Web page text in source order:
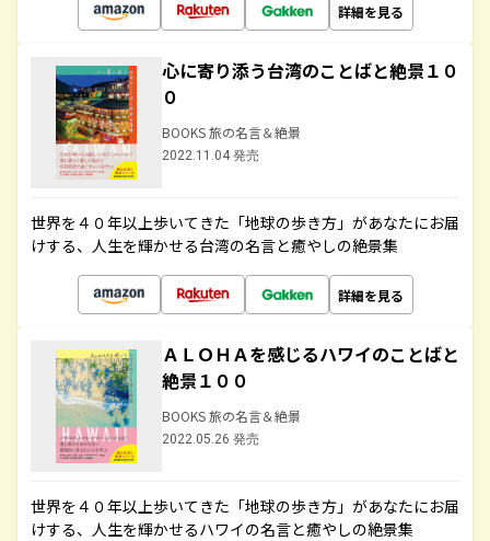
詳細を見る
心に寄り添う台湾のことばと絶景１０
０
BOOKS 旅の名言＆絶景
2022.11.04 発売
世界を４０年以上歩いてきた「地球の歩き方」があなたにお届
けする、人生を輝かせる台湾の名言と癒やしの絶景集
詳細を見る
ＡＬＯＨＡを感じるハワイのことばと
絶景１００
BOOKS 旅の名言＆絶景
2022.05.26 発売
世界を４０年以上歩いてきた「地球の歩き方」があなたにお届
けする、人生を輝かせるハワイの名言と癒やしの絶景集